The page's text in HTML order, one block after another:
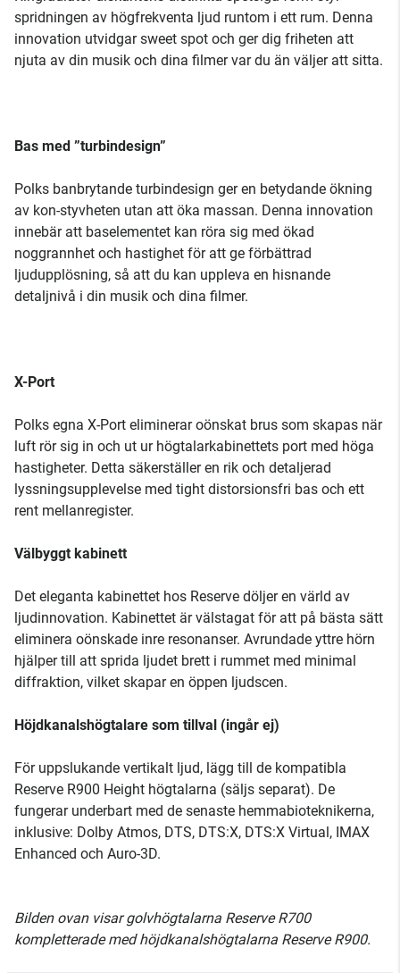
spridningen av högfrekventa ljud runtom i ett rum. Denna
innovation utvidgar sweet spot och ger dig friheten att
njuta av din musik och dina filmer var du än väljer att sitta.
Bas med ”turbindesign”
Polks banbrytande turbindesign ger en betydande ökning
av kon-styvheten utan att öka massan. Denna innovation
innebär att baselementet kan röra sig med ökad
noggrannhet och hastighet för att ge förbättrad
ljudupplösning, så att du kan uppleva en hisnande
detaljnivå i din musik och dina filmer.
X-Port
Polks egna X-Port eliminerar oönskat brus som skapas när
luft rör sig in och ut ur högtalarkabinettets port med höga
hastigheter. Detta säkerställer en rik och detaljerad
lyssningsupplevelse med tight distorsionsfri bas och ett
rent mellanregister.
Välbyggt kabinett
Det eleganta kabinettet hos Reserve döljer en värld av
ljudinnovation. Kabinettet är välstagat för att på bästa sätt
eliminera oönskade inre resonanser. Avrundade yttre hörn
hjälper till att sprida ljudet brett i rummet med minimal
diffraktion, vilket skapar en öppen ljudscen.
Höjdkanalshögtalare som tillval (ingår ej)
För uppslukande vertikalt ljud, lägg till de kompatibla
Reserve R900 Height högtalarna (säljs separat). De
fungerar underbart med de senaste hemmabioteknikerna,
inklusive: Dolby Atmos, DTS, DTS:X, DTS:X Virtual, IMAX
Enhanced och Auro-3D.
Bilden ovan visar golvhögtalarna Reserve R700
kompletterade med höjdkanalshögtalarna Reserve R900.